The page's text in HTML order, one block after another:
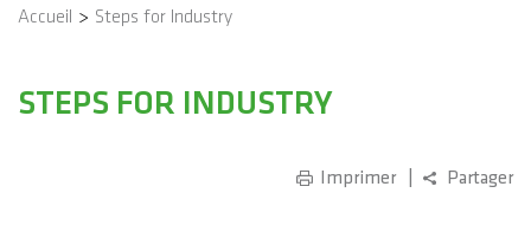
Accueil > Steps for Industry
STEPS FOR INDUSTRY
Imprimer Partager